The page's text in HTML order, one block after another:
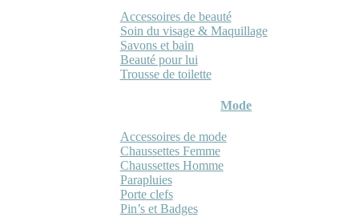
Accessoires de beauté
Soin du visage & Maquillage
Savons et bain
Beauté pour lui
Trousse de toilette
Mode
Accessoires de mode
Chaussettes Femme
Chaussettes Homme
Parapluies
Porte clefs
Pin’s et Badges